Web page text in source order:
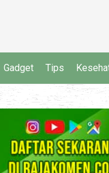
Gadget Tips